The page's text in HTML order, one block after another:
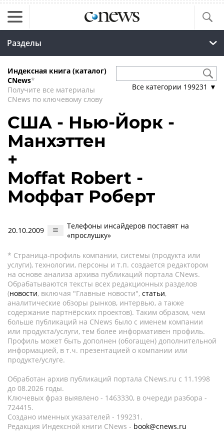
Разделы
Индексная книга (каталог)
CNews*
Получите все материалы
CNews по ключевому слову
Все категории 199231 ▼
США - Нью-Йорк -
Манхэттен
+
Moffat Robert -
Моффат Роберт
20.10.2009
Телефоны инсайдеров поставят на
«прослушку»
* Страница-профиль компании, системы (продукта или
услуги), технологии, персоны и т.п. создается редактором
на основе анализа архива публикаций портала CNews.
Обрабатываются тексты всех редакционных разделов
(новости, включая "Главные новости", статьи,
аналитические обзоры рынков, интервью, а также
содержание партнёрских проектов). Таким образом, чем
больше публикаций на CNews было с именем компании
или продукта/услуги, тем более информативен профиль.
Профиль может быть дополнен (обогащен) дополнительной
информацией, в т.ч. презентацией о компании или
продукте/услуге.
Обработан архив публикаций портала CNews.ru c 11.1998
до 08.2026 годы.
Ключевых фраз выявлено - 1463330, в очереди разбора -
724415.
Создано именных указателей - 199231.
Редакция Индексной книги CNews - book@cnews.ru